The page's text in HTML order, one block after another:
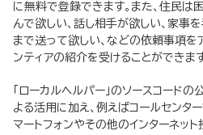
に無料で登録できます。また、住民は
んで欲しい、話し相手が欲しい、家事
まで送って欲しい、などの依頼事項を
ンティアの紹介を受けることができます
「ローカルヘルパー」のソースコード
よる活用に加え、例えばコールセンタ
マートフォンやその他のインターネッ